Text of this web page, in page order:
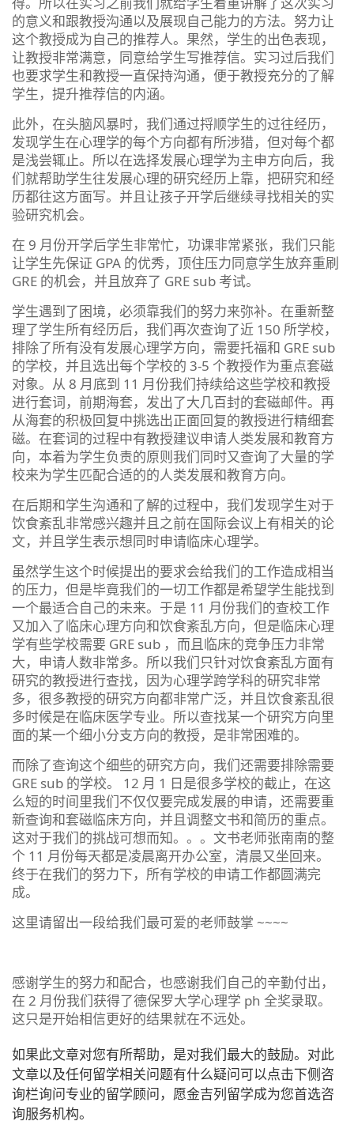
的意义和跟教授沟通以及展现自己能力的方法。努力让
这个教授成为自己的推荐人。果然，学生的出色表现，
让教授非常满意，同意给学生写推荐信。实习过后我们
也要求学生和教授一直保持沟通，便于教授充分的了解
学生，提升推荐信的内涵。
此外，在头脑风暴时，我们通过捋顺学生的过往经历，
发现学生在心理学的每个方向都有所涉猎，但对每个都
是浅尝辄止。所以在选择发展心理学为主申方向后，我
们就帮助学生往发展心理的研究经历上靠，把研究和经
历都往这方面写。并且让孩子开学后继续寻找相关的实
验研究机会。
在 9 月份开学后学生非常忙，功课非常紧张，我们只能
让学生先保证 GPA 的优秀，顶住压力同意学生放弃重刷
GRE 的机会，并且放弃了 GRE sub 考试。
学生遇到了困境，必须靠我们的努力来弥补。在重新整
理了学生所有经历后，我们再次查询了近 150 所学校，
排除了所有没有发展心理学方向，需要托福和 GRE sub
的学校，并且选出每个学校的 3-5 个教授作为重点套磁
对象。从 8 月底到 11 月份我们持续给这些学校和教授
进行套词，前期海套，发出了大几百封的套磁邮件。再
从海套的积极回复中挑选出正面回复的教授进行精细套
磁。在套词的过程中有教授建议申请人类发展和教育方
向，本着为学生负责的原则我们同时又查询了大量的学
校来为学生匹配合适的的人类发展和教育方向。
在后期和学生沟通和了解的过程中，我们发现学生对于
饮食紊乱非常感兴趣并且之前在国际会议上有相关的论
文，并且学生表示想同时申请临床心理学。
虽然学生这个时候提出的要求会给我们的工作造成相当
的压力，但是毕竟我们的一切工作都是希望学生能找到
一个最适合自己的未来。于是 11 月份我们的查校工作
又加入了临床心理方向和饮食紊乱方向，但是临床心理
学有些学校需要 GRE sub ，而且临床的竞争压力非常
大，申请人数非常多。所以我们只针对饮食紊乱方面有
研究的教授进行查找，因为心理学跨学科的研究非常
多，很多教授的研究方向都非常广泛，并且饮食紊乱很
多时候是在临床医学专业。所以查找某一个研究方向里
面的某一个细小分支方向的教授，是非常困难的。
而除了查询这个细些的研究方向，我们还需要排除需要
GRE sub 的学校。 12 月 1 日是很多学校的截止，在这
么短的时间里我们不仅仅要完成发展的申请，还需要重
新查询和套磁临床方向，并且调整文书和简历的重点。
这对于我们的挑战可想而知。。。文书老师张南南的整
个 11 月份每天都是凌晨离开办公室，清晨又坐回来。
终于在我们的努力下，所有学校的申请工作都圆满完
成。
这里请留出一段给我们最可爱的老师鼓掌 ~~~~
感谢学生的努力和配合，也感谢我们自己的辛勤付出，
在 2 月份我们获得了德保罗大学心理学 ph 全奖录取。
这只是开始相信更好的结果就在不远处。
如果此文章对您有所帮助，是对我们最大的鼓励。对此
文章以及任何留学相关问题有什么疑问可以点击下侧咨
询栏询问专业的留学顾问，愿金吉列留学成为您首选咨
询服务机构。